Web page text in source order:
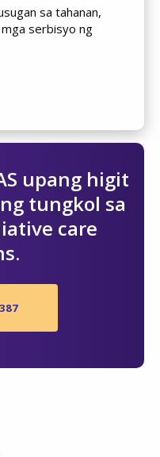
sa tahanan,
serbisyo ng
upang higit
tungkol sa
care